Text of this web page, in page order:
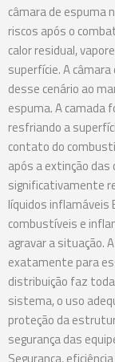
câmara de espuma
riscos após o
calor residual,
superfície. A
desse cenário ao
espuma. A camada
resfriando a
contato do
após a extinção das
significativamente
líquidos inflamáveis
combustíveis e
agravar a situação.
exatamente para
distribuição faz
sistema, o uso
proteção da
segurança das